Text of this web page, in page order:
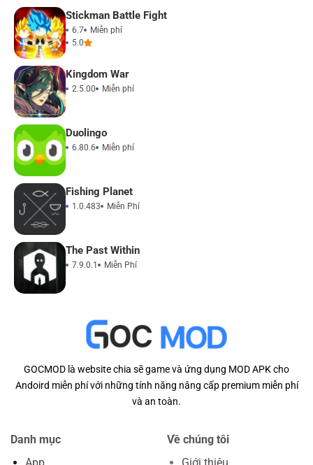
Stickman Battle Fight
6.7
Miễn phí
5.0
Kingdom War
2.5.00 Miễn phí
Duolingo
6.80.6 Miễn phí
Fishing Planet
1.0.483 Miễn Phí
The Past Within
7.9.0.1 Miễn Phí
GOCMOD là website chia sẽ game và ứng dụng MOD APK cho
Andoird miễn phí với những tính năng nâng cấp premium miễn phí
và an toàn.
Danh mục
Về chúng tôi